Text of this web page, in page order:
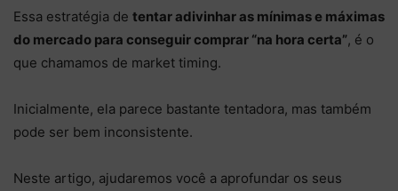
Essa estratégia de tentar adivinhar as mínimas e máximas
do mercado para conseguir comprar “na hora certa”, é o
que chamamos de market timing.
Inicialmente, ela parece bastante tentadora, mas também
pode ser bem inconsistente.
Neste artigo, ajudaremos você a aprofundar os seus